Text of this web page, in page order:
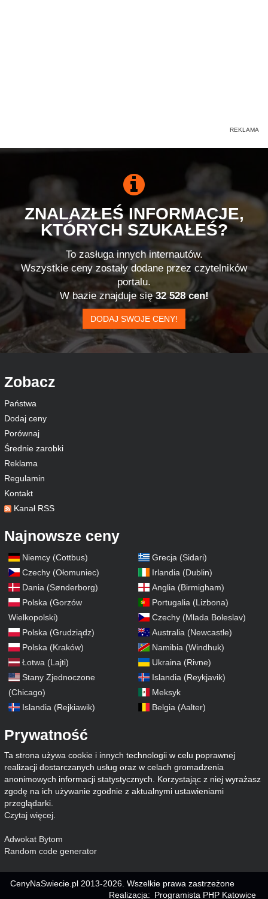
ZNALAZŁEŚ INFORMACJE,
KTÓRYCH SZUKAŁEŚ?
To zasługa innych internautów.
Wszystkie ceny zostały dodane przez czytelników
portalu.
W bazie znajduje się32 528 cen!
DODAJ SWOJE CENY!
Zobacz
Państwa
Dodaj ceny
Porównaj
Średnie zarobki
Reklama
Regulamin
Kontakt
Kanał RSS
Najnowsze ceny
Niemcy (Cottbus)
Czechy (Ołomuniec)
Dania (Sønderborg)
Polska (Gorzów
Wielkopolski)
Polska (Grudziądz)
Polska (Kraków)
Łotwa (Lajti)
Stany Zjednoczone
(Chicago)
Islandia (Rejkiawik)
Grecja (Sidari)
Irlandia (Dublin)
Anglia (Birmigham)
Portugalia (Lizbona)
Czechy (Mlada Boleslav)
Australia (Newcastle)
Namibia (Windhuk)
Ukraina (Rivne)
Islandia (Reykjavik)
Meksyk
Belgia (Aalter)
Prywatność
Ta strona używa cookie i innych technologii w celu poprawnej
realizacji dostarczanych usług oraz w celach gromadzenia
anonimowych informacji statystycznych. Korzystając z niej wyrażasz
zgodę na ich używanie zgodnie z aktualnymi ustawieniami
przeglądarki.
Czytaj więcej
Adwokat Bytom
Random code generator
CenyNaSwiecie.pl 2013-2026. Wszelkie prawa zastrzeżone
Realizacja: Programista PHP Katowice